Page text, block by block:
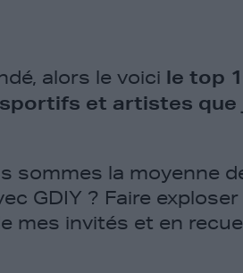
alors le voici le top
et artistes que
sommes la moyenne
GDIY ? Faire
mes invités et en